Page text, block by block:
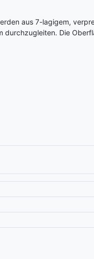
aus 7-lagigem,
durchzugleiten. Die